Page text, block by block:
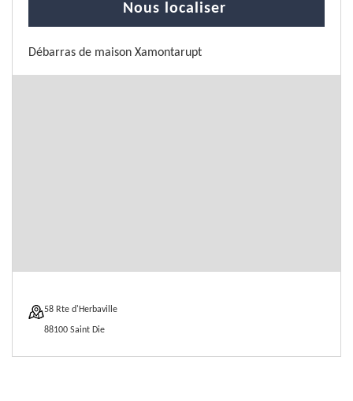
Nous localiser
Débarras de maison Xamontarupt
58 Rte d'Herbaville
88100 Saint Die